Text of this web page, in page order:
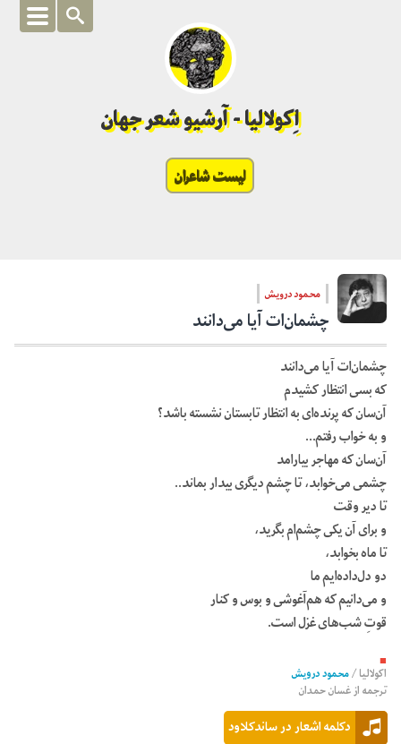
اِکولالیا - آرشیو شعر جهان
لیست شاعران
محمود درویش
چشمان‌ات آیا مى‌دانند
چشمان‌ات آیا مى‌دانند
که بسی انتظار کشیدم
آن‌سان که پرنده‌اى به انتظار تابستان نشسته باشد؟
و به خواب رفتم…
آن‌سان که مهاجر بیارامد
چشمى مى‌خوابد، تا چشم دیگرى بیدار بماند..
تا دیر وقت
و براى آن یکی چشم‌ام بگرید،
تا ماه بخوابد،
دو دل‌داده‌ایم ما
و مى‌دانیم که هم‌آغوشى و بوس و کنار
قوتِ شب‌هاى غزل است.
■
اکولالیا/محمود درویش
ترجمه ازغسان حمدان
دکلمه اشعار در ساندکلاود